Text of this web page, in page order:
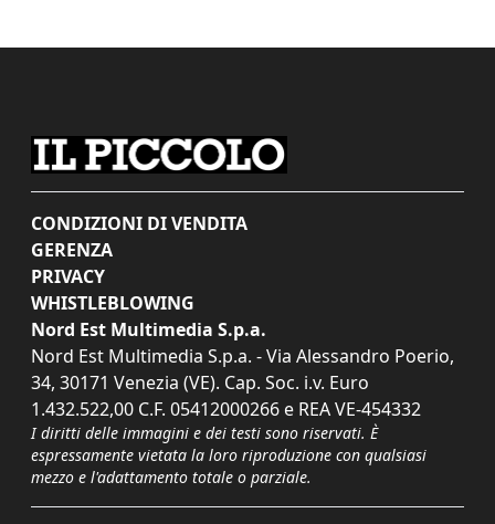
CONDIZIONI DI VENDITA
GERENZA
PRIVACY
WHISTLEBLOWING
Nord Est Multimedia S.p.a.
Nord Est Multimedia S.p.a. - Via Alessandro Poerio,
34, 30171 Venezia (VE). Cap. Soc. i.v. Euro
1.432.522,00 C.F. 05412000266 e REA VE-454332
I diritti delle immagini e dei testi sono riservati. È
espressamente vietata la loro riproduzione con qualsiasi
mezzo e l'adattamento totale o parziale.